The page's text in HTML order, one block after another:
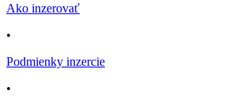
Ako inzerovať
•
Podmienky inzercie
•